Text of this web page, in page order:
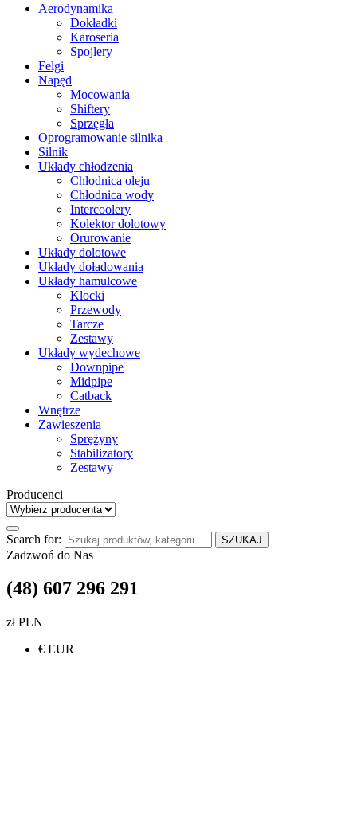
Aerodynamika
Dokładki
Karoseria
Spojlery
Felgi
Napęd
Mocowania
Shiftery
Sprzęgła
Oprogramowanie silnika
Silnik
Układy chłodzenia
Chłodnica oleju
Chłodnica wody
Intercoolery
Kolektor dolotowy
Orurowanie
Układy dolotowe
Układy doładowania
Układy hamulcowe
Klocki
Przewody
Tarcze
Zestawy
Układy wydechowe
Downpipe
Midpipe
Catback
Wnętrze
Zawieszenia
Sprężyny
Stabilizatory
Zestawy
Producenci
Search for: SZUKAJ
Zadzwoń do Nas
(48) 607 296 291
zł PLN
€ EUR